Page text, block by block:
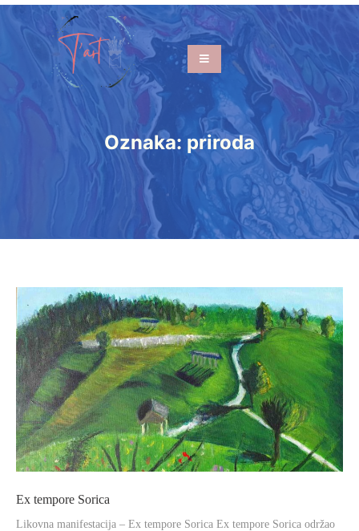
Oznaka: priroda
Ex tempore Sorica
Likovna manifestacija – Ex tempore Sorica Ex tempore Sorica održao